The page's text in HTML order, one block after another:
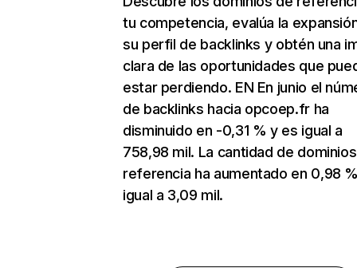
tu competencia, evalúa la
su perfil de backlinks y obtén una
clara de las oportunidades que
estar perdiendo. EN En junio el
de backlinks hacia opcoep.fr ha
disminuido en -0,31 % y es igual a
758,98 mil. La cantidad de
referencia ha aumentado en 0,98
igual a 3,09 mil.